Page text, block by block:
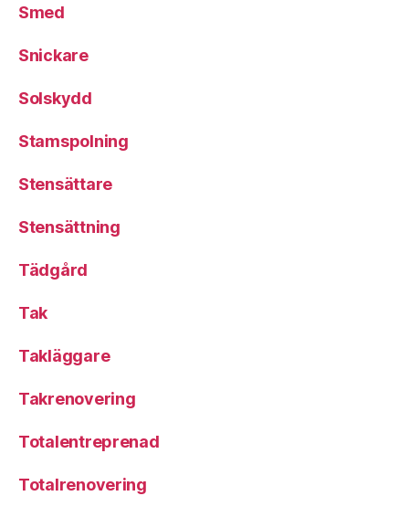
Smed
Snickare
Solskydd
Stamspolning
Stensättare
Stensättning
Tädgård
Tak
Takläggare
Takrenovering
Totalentreprenad
Totalrenovering